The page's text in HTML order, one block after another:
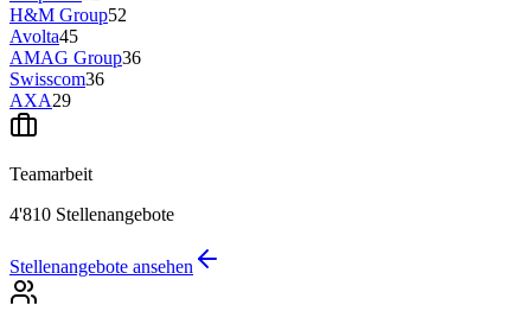
H&M Group52
Avolta45
AMAG Group36
Swisscom36
AXA29
Teamarbeit
4'810 Stellenangebote
Stellenangebote ansehen